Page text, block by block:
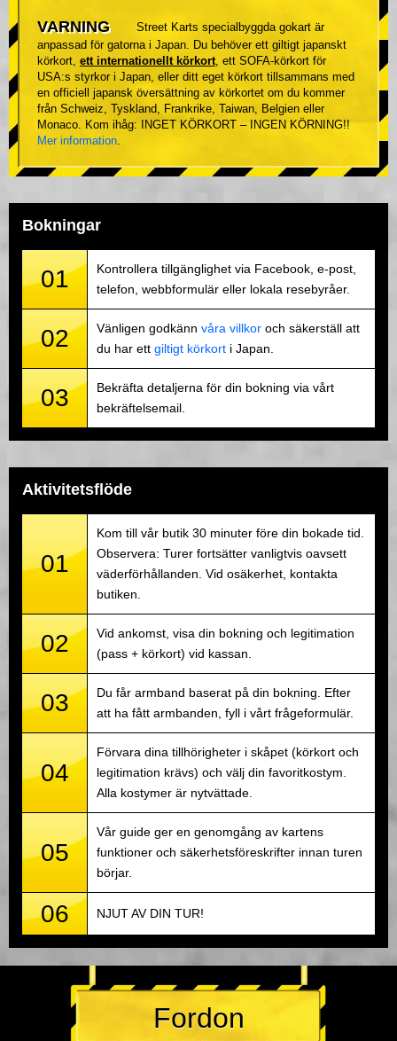
VARNING
Street Karts specialbyggda gokart är
anpassad för gatorna i Japan. Du behöver ett giltigt japanskt
körkort, ett internationellt körkort, ett SOFA-körkort för
USA:s styrkor i Japan, eller ditt eget körkort tillsammans med
en officiell japansk översättning av körkortet om du kommer
från Schweiz, Tyskland, Frankrike, Taiwan, Belgien eller
Monaco. Kom ihåg: INGET KÖRKORT – INGEN KÖRNING!!
Mer information.
Bokningar
01
Kontrollera tillgänglighet via Facebook, e-post,
telefon, webbformulär eller lokala resebyråer.
02 Vänligen godkänn våra villkor och säkerställ att
du har ett giltigt körkort i Japan.
03
Bekräfta detaljerna för din bokning via vårt
bekräftelsemail.
Aktivitetsflöde
01
Kom till vår butik 30 minuter före din bokade tid.
Observera: Turer fortsätter vanligtvis oavsett
väderförhållanden. Vid osäkerhet, kontakta
butiken.
02
Vid ankomst, visa din bokning och legitimation
(pass + körkort) vid kassan.
03
Du får armband baserat på din bokning. Efter
att ha fått armbanden, fyll i vårt frågeformulär.
04
Förvara dina tillhörigheter i skåpet (körkort och
legitimation krävs) och välj din favoritkostym.
Alla kostymer är nytvättade.
05
Vår guide ger en genomgång av kartens
funktioner och säkerhetsföreskrifter innan turen
börjar.
06 NJUT AV DIN TUR!
Fordon